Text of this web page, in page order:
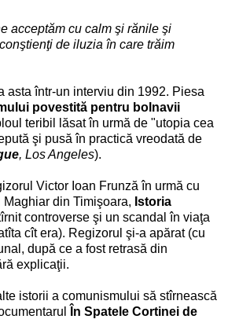
acceptăm cu calm şi rănile şi
de iluzia în care trăim
asta într-un interviu din 1992. Piesa
povestită pentru bolnavii
teribil lăsat în urmă de "utopia cea
şi pusă în practică vreodată de
, Los Angeles).
Victor Ioan Frunză în urmă cu
din Timişoara, Istoria
controverse şi un scandal în viaţa
cît era). Regizorul şi-a apărat (cu
după ce a fost retrasă din
explicaţii.
istorii a comunismului să stîrnească
În Spatele Cortinei de